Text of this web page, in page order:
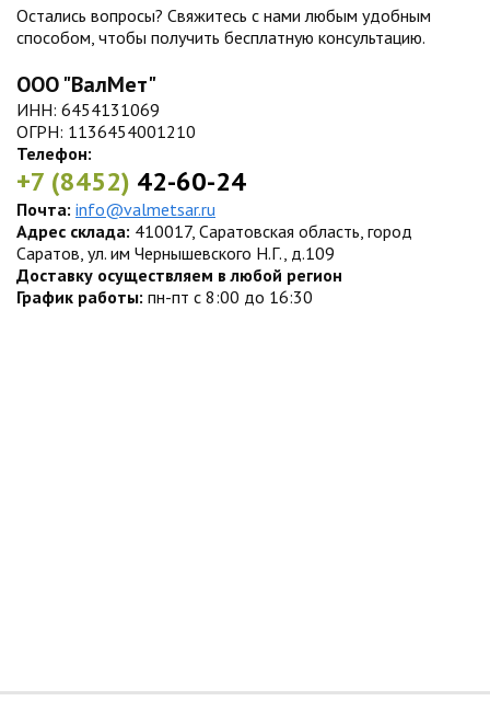
Остались вопросы? Свяжитесь с нами любым удобным
способом, чтобы получить бесплатную консультацию.
ООО "ВалМет"
ИНН: 6454131069
ОГРН: 1136454001210
Телефон:
+7 (8452) 42-60-24
Почта: info@valmetsar.ru
Адрес склада: 410017, Саратовская область, город
Саратов, ул. им Чернышевского Н.Г., д.109
Доставку осуществляем в любой регион
График работы: пн-пт с 8:00 до 16:30